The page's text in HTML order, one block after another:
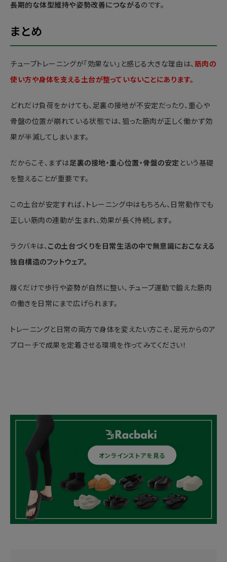
長期的な体型維持や姿勢改善につながるのです。
まとめ
チューブトレーニングが「効果ない」と感じる大きな理由は、筋肉の
使い方や身体を支える土台が整っていないことにあります。
どれだけ負荷をかけても、足裏の接地が不安定だったり、重心や
骨盤の位置が崩れている状態では、狙った筋肉が正しく働かず効
果が半減してしまいます。
だからこそ、まずは足裏の接地・重心位置・骨盤の安定 という基礎
を整えることが重要です。
この土台が安定すれば、トレーニング中はもちろん、日常動作でも
正しい筋肉の連動が生まれ、効果が長く持続します。
ラクバキは、この土台づくりを日常生活の中で無意識におこなえる
独自構造のフットウェア。
履くだけで歩行や姿勢が自然に整い、チューブ運動で鍛えた筋肉
の働きを日常にまで広げられます。
トレーニングと日常の両方で身体を変えたい方こそ、足元からのア
プローチで成果を定着させる環境を作ってみてください！
オンラインストアを見る